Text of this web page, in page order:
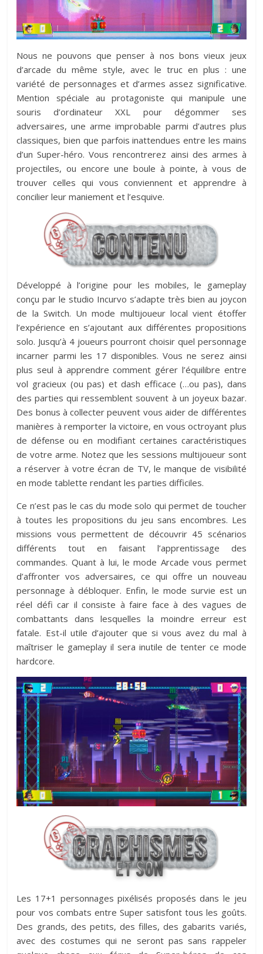
Nous ne pouvons que penser à nos bons vieux jeux
d’arcade du même style, avec le truc en plus : une
variété de personnages et d’armes assez significative.
Mention spéciale au protagoniste qui manipule une
souris d’ordinateur XXL pour dégommer ses
adversaires, une arme improbable parmi d’autres plus
classiques, bien que parfois inattendues entre les mains
d’un Super-héro. Vous rencontrerez ainsi des armes à
projectiles, ou encore une boule à pointe, à vous de
trouver celles qui vous conviennent et apprendre à
concilier leur maniement et l’esquive.
Développé à l’origine pour les mobiles, le gameplay
conçu par le studio Incurvo s’adapte très bien au joycon
de la Switch. Un mode multijoueur local vient étoffer
l’expérience en s’ajoutant aux différentes propositions
solo. Jusqu’à 4 joueurs pourront choisir quel personnage
incarner parmi les 17 disponibles. Vous ne serez ainsi
plus seul à apprendre comment gérer l’équilibre entre
vol gracieux (ou pas) et dash efficace (…ou pas), dans
des parties qui ressemblent souvent à un joyeux bazar.
Des bonus à collecter peuvent vous aider de différentes
manières à remporter la victoire, en vous octroyant plus
de défense ou en modifiant certaines caractéristiques
de votre arme. Notez que les sessions multijoueur sont
a réserver à votre écran de TV, le manque de visibilité
en mode tablette rendant les parties difficiles.
Ce n’est pas le cas du mode solo qui permet de toucher
à toutes les propositions du jeu sans encombres. Les
missions vous permettent de découvrir 45 scénarios
différents tout en faisant l’apprentissage des
commandes. Quant à lui, le mode Arcade vous permet
d’affronter vos adversaires, ce qui offre un nouveau
personnage à débloquer. Enfin, le mode survie est un
réel défi car il consiste à faire face à des vagues de
combattants dans lesquelles la moindre erreur est
fatale. Est-il utile d’ajouter que si vous avez du mal à
maîtriser le gameplay il sera inutile de tenter ce mode
hardcore.
Les 17+1 personnages pixélisés proposés dans le jeu
pour vos combats entre Super satisfont tous les goûts.
Des grands, des petits, des filles, des gabarits variés,
avec des costumes qui ne seront pas sans rappeler